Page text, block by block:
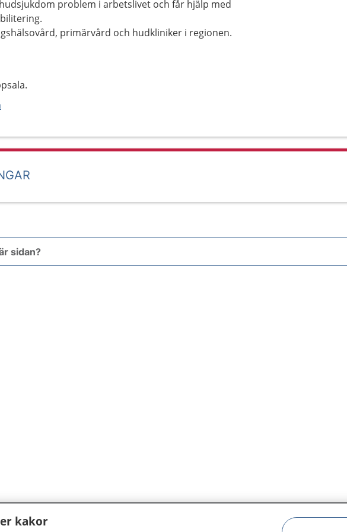
problem i arbetslivet och får hjälp med
primärvård och hudkliniker i regionen.
sidan?
kakor